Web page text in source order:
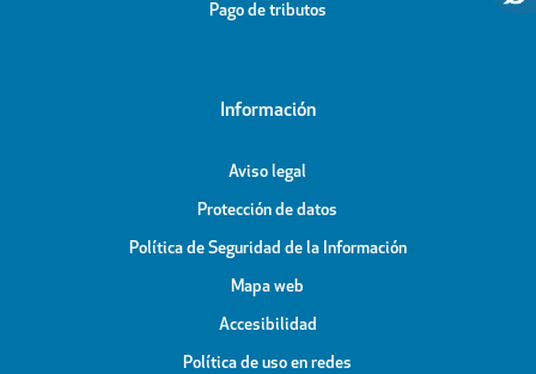
Pago de tributos
Información
Aviso legal
Protección de datos
Política de Seguridad de la Información
Mapa web
Accesibilidad
Política de uso en redes